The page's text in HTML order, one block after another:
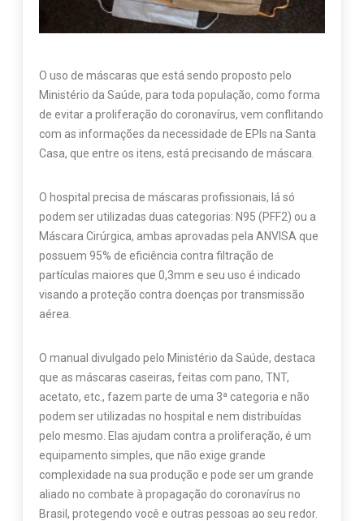
O uso de máscaras que está sendo proposto pelo
Ministério da Saúde, para toda população, como forma
de evitar a proliferação do coronavírus, vem conflitando
com as informações da necessidade de EPIs na Santa
Casa, que entre os itens, está precisando de máscara.
O hospital precisa de máscaras profissionais, lá só
podem ser utilizadas duas categorias: N95 (PFF2) ou a
Máscara Cirúrgica, ambas aprovadas pela ANVISA que
possuem 95% de eficiência contra filtração de
partículas maiores que 0,3mm e seu uso é indicado
visando a proteção contra doenças por transmissão
aérea.
O manual divulgado pelo Ministério da Saúde, destaca
que as máscaras caseiras, feitas com pano, TNT,
acetato, etc., fazem parte de uma 3ª categoria e não
podem ser utilizadas no hospital e nem distribuídas
pelo mesmo. Elas ajudam contra a proliferação, é um
equipamento simples, que não exige grande
complexidade na sua produção e pode ser um grande
aliado no combate à propagação do coronavírus no
Brasil, protegendo você e outras pessoas ao seu redor.